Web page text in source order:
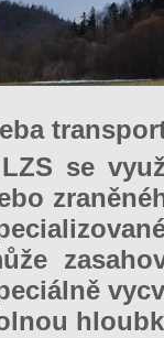
LZS se